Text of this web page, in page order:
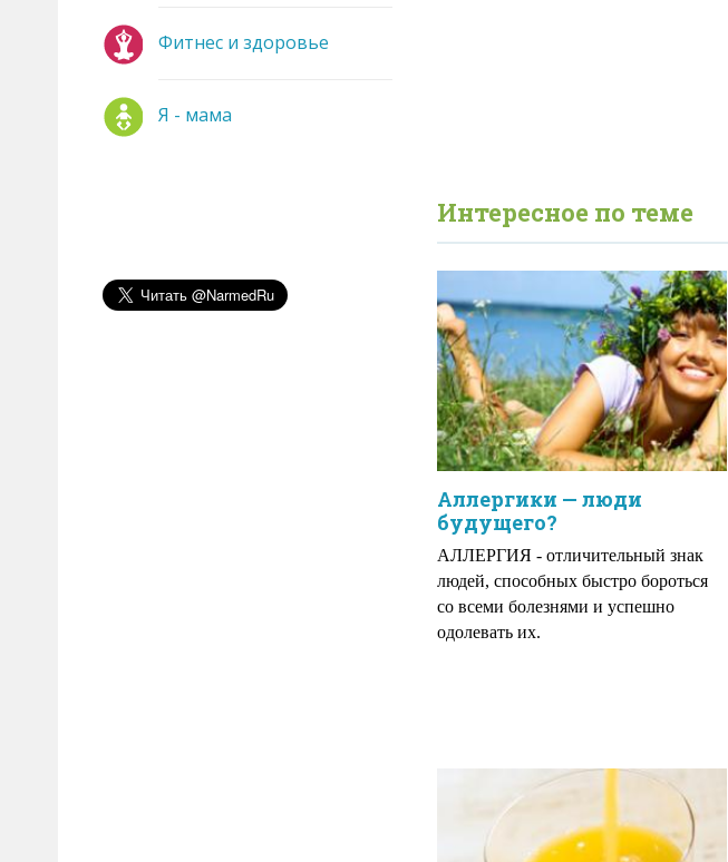
Интересное по теме
Аллергики — люди
будущего?
АЛЛЕРГИЯ - отличительный знак
людей, способных быстро бороться
со всеми болезнями и успешно
одолевать их.
Фитнес и здоровье
Я - мама